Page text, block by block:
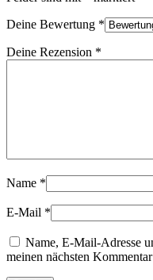
Deine Bewertung *
Deine Rezension *
Name *
E-Mail *
Name, E-Mail-Adresse
meinen nächsten